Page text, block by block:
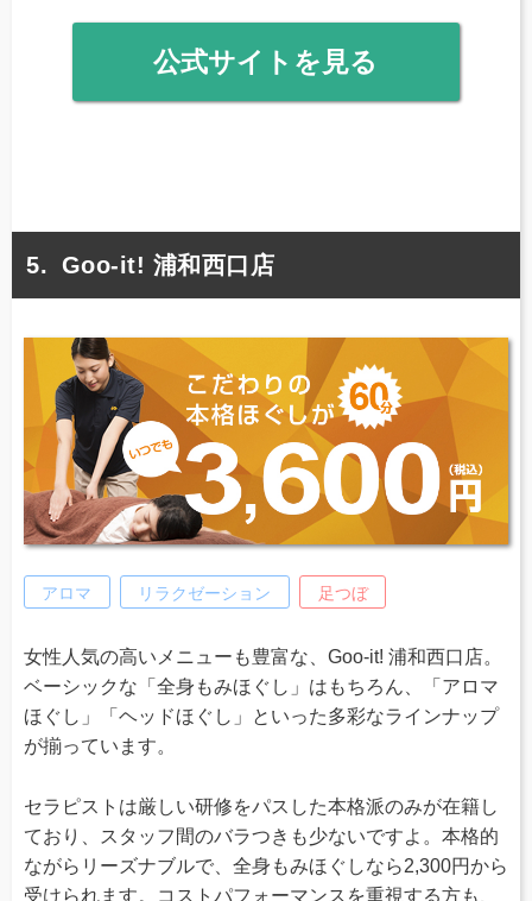
公式サイトを見る
Goo-it! 浦和西口店
アロマ リラクゼーション 足つぼ
女性人気の高いメニューも豊富な、Goo-it! 浦和西口店。
ベーシックな「全身もみほぐし」はもちろん、「アロマ
ほぐし」「ヘッドほぐし」といった多彩なラインナップ
が揃っています。
セラピストは厳しい研修をパスした本格派のみが在籍し
ており、スタッフ間のバラつきも少ないですよ。本格的
ながらリーズナブルで、全身もみほぐしなら2,300円から
受けられます。コストパフォーマンスを重視する方も、